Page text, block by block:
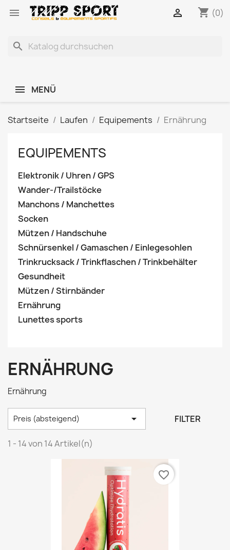
 shopping_cart (0)

search
MENÜ
Startseite Laufen Equipements Ernährung
EQUIPEMENTS
Elektronik / Uhren / GPS
Wander-/Trailstöcke
Manchons / Manchettes
Socken
Mützen / Handschuhe
Schnürsenkel / Gamaschen / Einlegesohlen
Trinkrucksack / Trinkflaschen / Trinkbehälter
Gesundheit
Mützen / Stirnbänder
Ernährung
Lunettes sports
ERNÄHRUNG
Ernährung
Preis (absteigend)  FILTER
1 - 14 von 14 Artikel(n)
favorite_border